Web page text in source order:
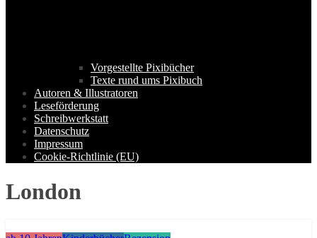
Vorgestellte Pixibücher
Texte rund ums Pixibuch
Autoren & Illustratoren
Leseförderung
Schreibwerkstatt
Datenschutz
Impressum
Cookie-Richtlinie (EU)
London